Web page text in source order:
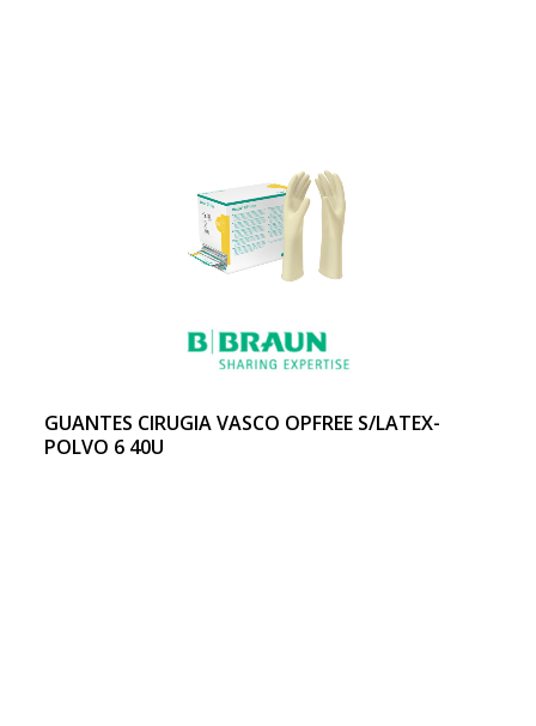
GUANTES CIRUGIA VASCO OPFREE S/LATEX-
POLVO 6 40U